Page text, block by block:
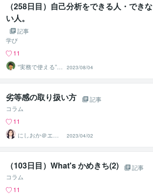
（258日目）自己分析をできる人・できな
い人。
記事
学び
11
“実務で使える”改
善パートナー／
かめきち
2023/08/04
劣等感の取り扱い方
記事
コラム
11
にしおか＠エン
パワメントカウ
ンセラー
2023/04/02
（103日目）What's かめきち(2)
記事
コラム
11